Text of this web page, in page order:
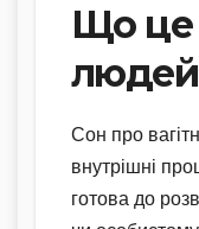
Що це
людей
Сон про
внутрішні
готова до